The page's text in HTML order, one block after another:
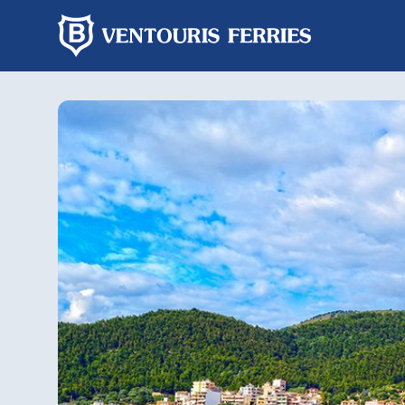
online
Udhëtim
me
kthim
Vetëm
vajtje
From
To